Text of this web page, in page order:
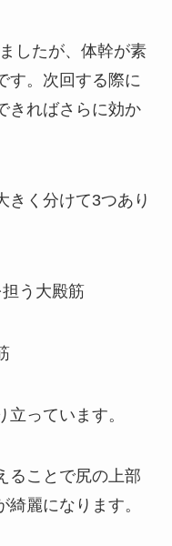
したが、体幹が素
す。次回する際に
きればさらに効か
きく分けて3つあり
う大殿筋
っています。
ることで尻の上部
麗になります。